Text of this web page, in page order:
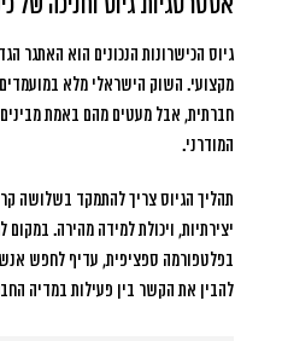
גיוס הכישרונות הנכונים הוא האתגר
מקצועי. השוק הישראלי מלא
חברתית, אבל מעטים מהם באמת
המודרני.
תהליך הגיוס צריך להתמקד בשלושה
יצירתיות, ויכולת למידה מהירה.
בפלטפורמה ספציפית, עדיף לחפש
להבין את הקשר בין פעילות במדיה